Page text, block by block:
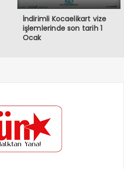
İndirimli Kocaelikart vize
işlemlerinde son tarih 1
Ocak